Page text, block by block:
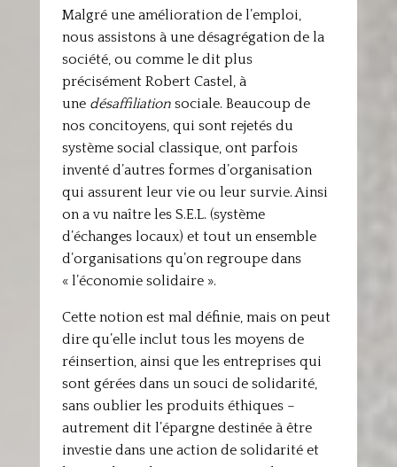
Malgré une amélioration de l’emploi,
nous assistons à une désagrégation de la
société, ou comme le dit plus
précisément Robert Castel, à
une désaffiliation sociale. Beaucoup de
nos concitoyens, qui sont rejetés du
système social classique, ont parfois
inventé d’autres formes d’organisation
qui assurent leur vie ou leur survie. Ainsi
on a vu naître les S.E.L. (système
d’échanges locaux) et tout un ensemble
d’organisations qu’on regroupe dans
« l’économie solidaire ».
Cette notion est mal définie, mais on peut
dire qu’elle inclut tous les moyens de
réinsertion, ainsi que les entreprises qui
sont gérées dans un souci de solidarité,
sans oublier les produits éthiques –
autrement dit l’épargne destinée à être
investie dans une action de solidarité et